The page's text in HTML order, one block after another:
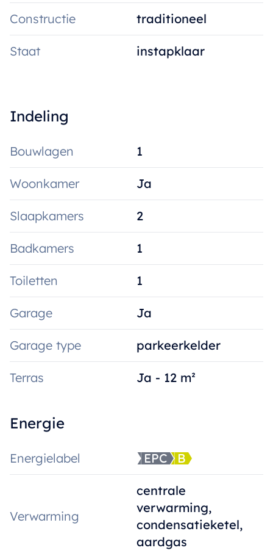
Syndickosten: 50/maand.
Beschikbaarheid: onmiddellijk.
Wenst u een bezoek of meer informatie?
Constructie traditioneel
Staat instapklaar
Indeling
Bouwlagen 1
Woonkamer Ja
Slaapkamers 2
Badkamers 1
Toiletten 1
Garage Ja
Garage type parkeerkelder
Terras Ja - 12 m²
Energie
Energielabel EPC B
Verwarming
centrale
verwarming,
condensatieketel,
aardgas